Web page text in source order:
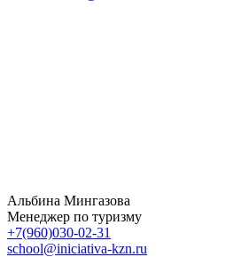
Альбина Мингазова
Менеджер по туризму
+7(960)030-02-31
school@iniciativa-kzn.ru